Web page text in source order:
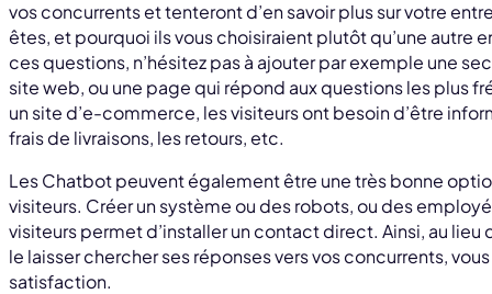
vos concurrents et tenteront d’en savoir plus sur votre
êtes, et pourquoi ils vous choisiraient plutôt qu’une autre
ces questions, n’hésitez pas à ajouter par exemple une
site web, ou une page qui répond aux questions les plus
un site d’e-commerce, les visiteurs ont besoin d’être
frais de livraisons, les retours, etc.
Les Chatbot peuvent également être une très bonne
visiteurs. Créer un système ou des robots, ou des
visiteurs permet d’installer un contact direct. Ainsi, au
le laisser chercher ses réponses vers vos concurrents,
satisfaction.